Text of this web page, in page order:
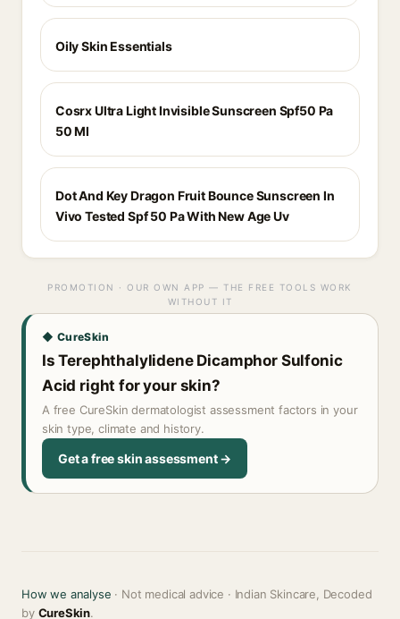
Oily Skin Essentials
Cosrx Ultra Light Invisible Sunscreen Spf50 Pa
50 Ml
Dot And Key Dragon Fruit Bounce Sunscreen In
Vivo Tested Spf 50 Pa With New Age Uv
PROMOTION · OUR OWN APP — THE FREE TOOLS WORK
WITHOUT IT
◆ CureSkin
Is Terephthalylidene Dicamphor Sulfonic
Acid right for your skin?
A free CureSkin dermatologist assessment factors in your
skin type, climate and history.
Get a free skin assessment →
How we analyse · Not medical advice · Indian Skincare, Decoded
by CureSkin.